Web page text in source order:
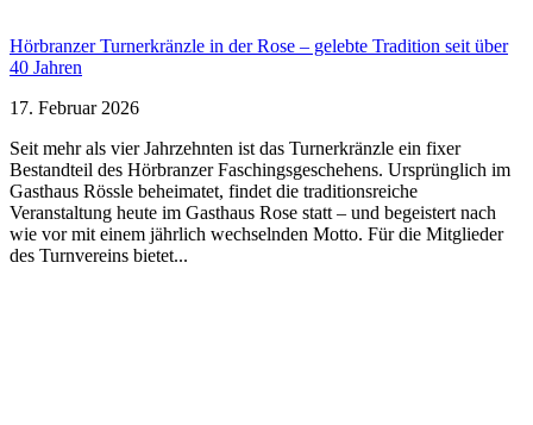
Hörbranzer Turnerkränzle in der Rose – gelebte Tradition seit über
40 Jahren
17. Februar 2026
Seit mehr als vier Jahrzehnten ist das Turnerkränzle ein fixer
Bestandteil des Hörbranzer Faschingsgeschehens. Ursprünglich im
Gasthaus Rössle beheimatet, findet die traditionsreiche
Veranstaltung heute im Gasthaus Rose statt – und begeistert nach
wie vor mit einem jährlich wechselnden Motto. Für die Mitglieder
des Turnvereins bietet...